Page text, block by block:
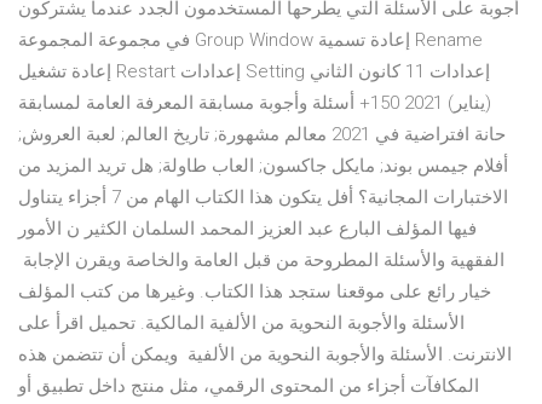
أجوبة على الأسئلة التي يطرحها المستخدمون الجدد عندما يشتركون
في مجموعة المجموعة Group Window إعادة تسمية Rename
إعادة تشغيل Restart إعدادات Setting إعدادات 11 كانون الثاني
(يناير) 2021 150+ أسئلة وأجوبة مسابقة المعرفة العامة لمسابقة
حانة افتراضية في 2021 معالم مشهورة; تاريخ العالم; لعبة العروش;
أفلام جيمس بوند; مايكل جاكسون; العاب طاولة; هل تريد المزيد من
الاختبارات المجانية؟ أفل يتكون هذا الكتاب الهام من 7 أجزاء يتناول
فيها المؤلف البارع عبد العزيز المحمد السلمان الكثير ن الأمور
الفقهية والأسئلة المطروحة من قبل العامة والخاصة ويقرن الإجابة
خيار رائع على موقعنا ستجد هذا الكتاب. وغيرها من كتب المؤلف
الأسئلة والأجوبة النحوية من الألفية المالكية. تحميل اقرأ على
الانترنت. الأسئلة والأجوبة النحوية من الألفية ويمكن أن تتضمن هذه
المكافآت أجزاء من المحتوى الرقمي، مثل منتج داخل تطبيق أو